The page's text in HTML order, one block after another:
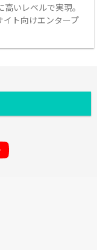
いレベルで実現。
ト向けエンタープ